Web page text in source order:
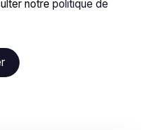
notre politique de